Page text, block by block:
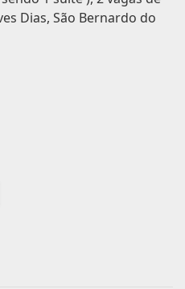
Dias, São Bernardo do